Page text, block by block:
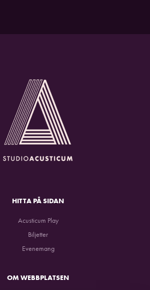
HITTA PÅ SIDAN
Acusticum Play
Biljetter
Evenemang
OM WEBBPLATSEN